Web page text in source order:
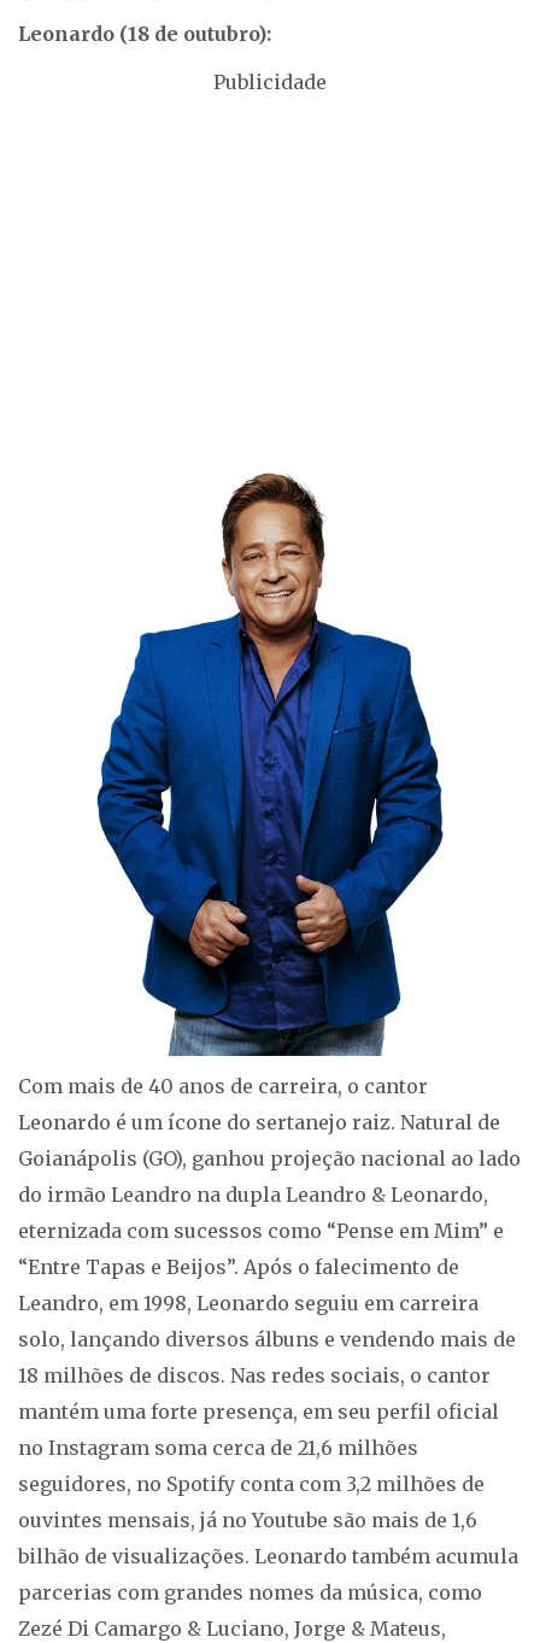
Leonardo (18 de outubro):
Publicidade
Com mais de 40 anos de carreira, o cantor
Leonardo é um ícone do sertanejo raiz. Natural de
Goianápolis (GO), ganhou projeção nacional ao lado
do irmão Leandro na dupla Leandro & Leonardo,
eternizada com sucessos como “Pense em Mim” e
“Entre Tapas e Beijos”. Após o falecimento de
Leandro, em 1998, Leonardo seguiu em carreira
solo, lançando diversos álbuns e vendendo mais de
18 milhões de discos. Nas redes sociais, o cantor
mantém uma forte presença, em seu perfil oficial
no Instagram soma cerca de 21,6 milhões
seguidores, no Spotify conta com 3,2 milhões de
ouvintes mensais, já no Youtube são mais de 1,6
bilhão de visualizações. Leonardo também acumula
parcerias com grandes nomes da música, como
Zezé Di Camargo & Luciano, Jorge & Mateus,